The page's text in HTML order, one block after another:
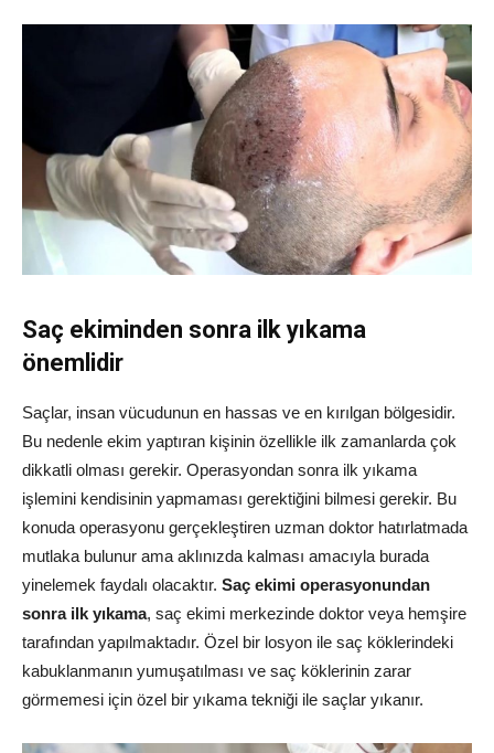
Saç ekiminden sonra ilk yıkama
önemlidir
Saçlar, insan vücudunun en hassas ve en kırılgan bölgesidir.
Bu nedenle ekim yaptıran kişinin özellikle ilk zamanlarda çok
dikkatli olması gerekir. Operasyondan sonra ilk yıkama
işlemini kendisinin yapmaması gerektiğini bilmesi gerekir. Bu
konuda operasyonu gerçekleştiren uzman doktor hatırlatmada
mutlaka bulunur ama aklınızda kalması amacıyla burada
yinelemek faydalı olacaktır. Saç ekimi operasyonundan
sonra ilk yıkama, saç ekimi merkezinde doktor veya hemşire
tarafından yapılmaktadır. Özel bir losyon ile saç köklerindeki
kabuklanmanın yumuşatılması ve saç köklerinin zarar
görmemesi için özel bir yıkama tekniği ile saçlar yıkanır.